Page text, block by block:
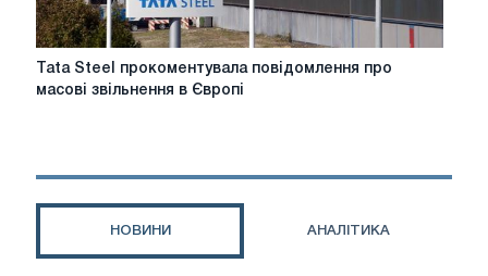
Thyssenkrupp,
Tata
масові
Tata Steel прокоментувала повідомлення про
масові звільнення в Європі
НОВИНИ АНАЛІТИКА